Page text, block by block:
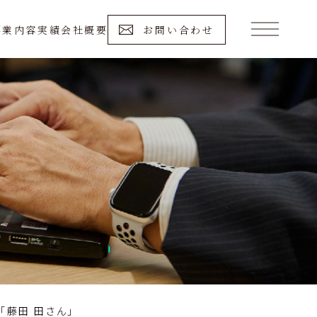
業内容実績会社概要 お問い合わせ
「藤田 田さん」